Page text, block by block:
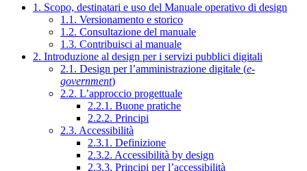
1. Scopo, destinatari e uso del Manuale operativo di design
1.1. Versionamento e storico
1.2. Consultazione del manuale
1.3. Contribuisci al manuale
2. Introduzione al design per i servizi pubblici digitali
2.1. Design per l’amministrazione digitale (e-
government)
2.2. L’approccio progettuale
2.2.1. Buone pratiche
2.2.2. Principi
2.3. Accessibilità
2.3.1. Definizione
2.3.2. Accessibilità by design
2.3.3. Principi per l’accessibilità